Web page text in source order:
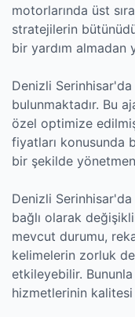
motorlarında üst
stratejilerin
bir yardım almadan
Denizli
bulunmaktadır. Bu
özel optimize
fiyatları konusunda
bir şekilde
Denizli
bağlı olarak
mevcut durumu,
kelimelerin zorluk
etkileyebilir.
hizmetlerinin kalitesi